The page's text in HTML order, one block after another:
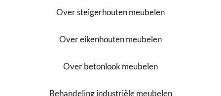
Over steigerhouten meubelen
Over eikenhouten meubelen
Over betonlook meubelen
Behandeling industriële meubelen